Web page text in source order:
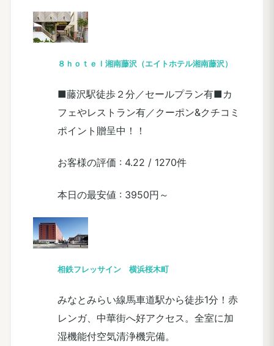
８ｈｏｔｅｌ湘南藤沢（エイトホテル湘南藤沢）
■藤沢駅徒歩２分／セールプラン有■カ
フェやレストラン有／クーポン&クチコミ
ポイント贈呈中！！
お客様の評価 : 4.22 / 1270件
本日の最安値 : 3950円～
相鉄フレッサイン 横浜桜木町
みなとみらい線馬車道駅から徒歩1分！赤
レンガ、中華街へ好アクセス。全室に加
湿機能付空気清浄機完備。